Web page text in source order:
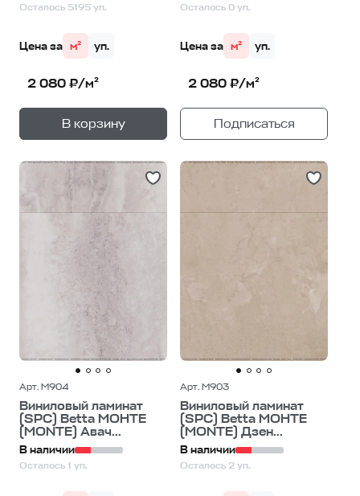
Осталось 5195 уп.
Цена за м² уп.
2 080 ₽/м²
В корзину
— 1уп.
Осталось 0 уп.
Цена за м² уп.
2 080 ₽/м²
Подписаться
Арт. M904
Виниловый ламинат
(SPC) Betta МОНТЕ
(MONTE) Авач...
В наличии
Осталось 1 уп.
Арт. M903
Виниловый ламинат
(SPC) Betta МОНТЕ
(MONTE) Дзен...
В наличии
Осталось 2 уп.